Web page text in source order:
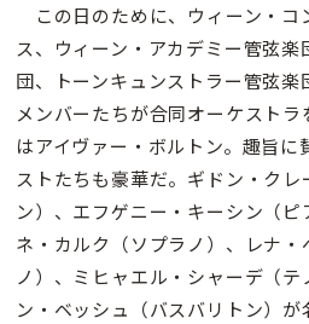
この日のために、ウィーン・コ
ス、ウィーン・アカデミー管弦
団、トーンキュンストラー管弦楽
メンバーたちが合同オーケスト
はアイヴァー・ボルトン。趣旨に
ストたちも豪華だ。ギドン・クレ
ン）、エフゲニー・キーシン（ピ
ネ・カルク（ソプラノ）、レナ・
ノ）、ミヒャエル・シャーデ（
ン・ベッシュ（バスバリトン）